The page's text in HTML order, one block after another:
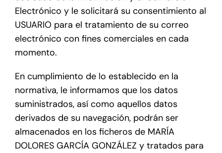
Electrónico y le solicitará su consentimiento al
USUARIO para el tratamiento de su correo
electrónico con fines comerciales en cada
momento.
En cumplimiento de lo establecido en la
normativa, le informamos que los datos
suministrados, así como aquellos datos
derivados de su navegación, podrán ser
almacenados en los ficheros de MARÍA
DOLORES GARCÍA GONZÁLEZ y tratados para